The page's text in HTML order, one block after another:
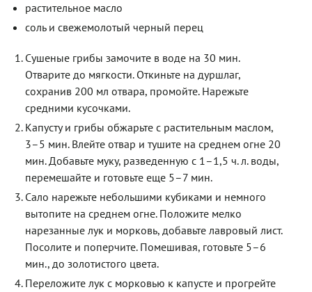
растительное масло
соль и свежемолотый черный перец
Сушеные грибы замочите в воде на 30 мин.
Отварите до мягкости. Откиньте на дуршлаг,
сохранив 200 мл отвара, промойте. Нарежьте
средними кусочками.
Капусту и грибы обжарьте с растительным маслом,
3–5 мин. Влейте отвар и тушите на среднем огне 20
мин. Добавьте муку, разведенную с 1–1,5 ч. л. воды,
перемешайте и готовьте еще 5–7 мин.
Сало нарежьте небольшими кубиками и немного
вытопите на среднем огне. Положите мелко
нарезанные лук и морковь, добавьте лавровый лист.
Посолите и поперчите. Помешивая, готовьте 5–6
мин., до золотистого цвета.
Переложите лук с морковью к капусте и прогрейте